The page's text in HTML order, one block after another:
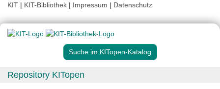
KIT | KIT-Bibliothek | Impressum | Datenschutz
Suche im KITopen-Katalog
Repository KITopen